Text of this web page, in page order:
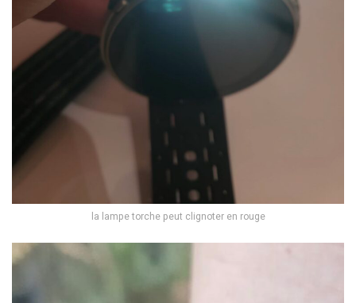
la lampe torche peut clignoter en rouge